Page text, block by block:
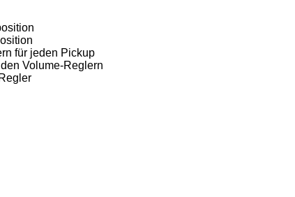
für jeden Pickup
Volume-Reglern